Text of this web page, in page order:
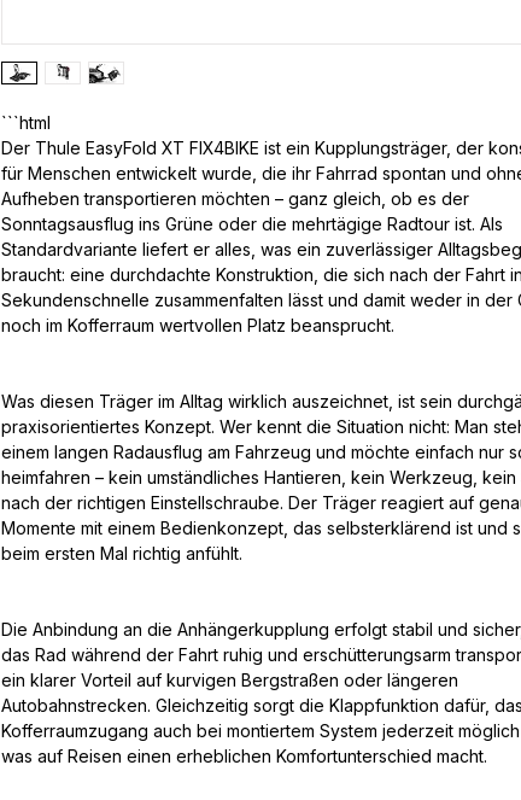
Der Thule EasyFold XT FIX4BIKE ist ein Kupplungsträger, der
für Menschen entwickelt wurde, die ihr Fahrrad spontan und
Aufheben transportieren möchten – ganz gleich, ob es der
Sonntagsausflug ins Grüne oder die mehrtägige Radtour ist. Als
Standardvariante liefert er alles, was ein zuverlässiger
braucht: eine durchdachte Konstruktion, die sich nach der Fahrt in
Sekundenschnelle zusammenfalten lässt und damit weder in der
noch im Kofferraum wertvollen Platz beansprucht.
Was diesen Träger im Alltag wirklich auszeichnet, ist sein
praxisorientiertes Konzept. Wer kennt die Situation nicht: Man
einem langen Radausflug am Fahrzeug und möchte einfach nur
heimfahren – kein umständliches Hantieren, kein Werkzeug, kein
nach der richtigen Einstellschraube. Der Träger reagiert auf
Momente mit einem Bedienkonzept, das selbsterklärend ist und
beim ersten Mal richtig anfühlt.
Die Anbindung an die Anhängerkupplung erfolgt stabil und
das Rad während der Fahrt ruhig und erschütterungsarm
ein klarer Vorteil auf kurvigen Bergstraßen oder längeren
Autobahnstrecken. Gleichzeitig sorgt die Klappfunktion dafür,
Kofferraumzugang auch bei montiertem System jederzeit möglich
was auf Reisen einen erheblichen Komfortunterschied macht.